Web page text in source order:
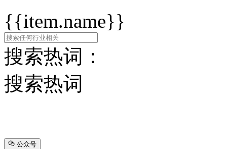
{{item.name}}
搜索热词：
搜索热词
公众号